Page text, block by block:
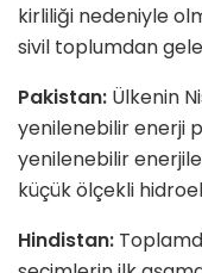
kirliliği nedeniyle
sivil toplumdan
Pakistan: Ülkenin
yenilenebilir enerji
yenilenebilir
küçük ölçekli
Hindistan: